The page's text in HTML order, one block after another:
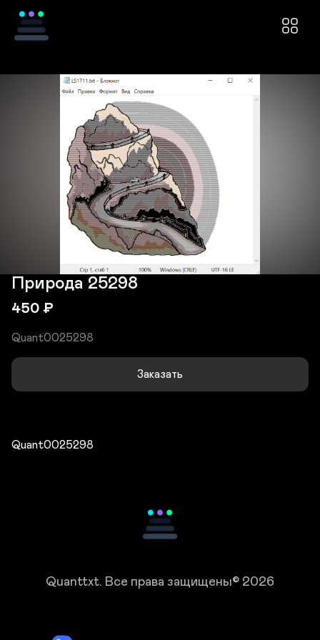
Природа 25298
450 ₽
Quant0025298
Заказать
Quant0025298
Quanttxt. Все права защищены© 2026